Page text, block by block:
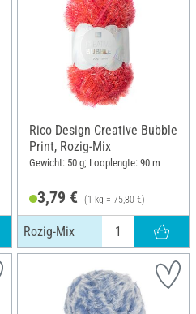
Rico Design Creative Bubble
Print, Rozig-Mix
Gewicht: 50 g; Looplengte: 90 m
3,79 € (1 kg = 75,80 €)
Rozig-Mix